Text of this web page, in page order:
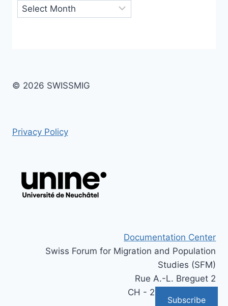
Archives
© 2026 SWISSMIG
Privacy Policy
Documentation Center
Swiss Forum for Migration and Population
Studies (SFM)
Rue A.-L. Breguet 2
CH - 2000 Neuchâtel
Subscribe